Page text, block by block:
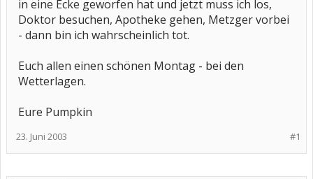
in eine Ecke geworfen hat und jetzt muss ich los,
Doktor besuchen, Apotheke gehen, Metzger vorbei
- dann bin ich wahrscheinlich tot.
Euch allen einen schönen Montag - bei den
Wetterlagen.
Eure Pumpkin
#1
23. Juni 2003